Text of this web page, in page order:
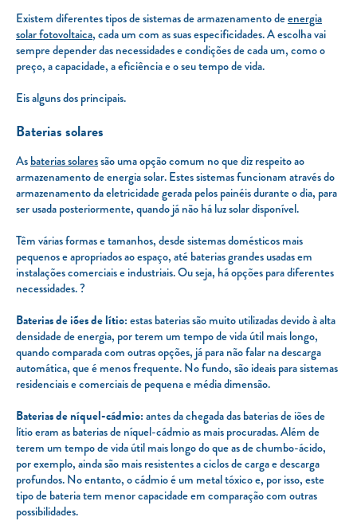
Existem diferentes tipos de sistemas de armazenamento deenergia
solar fotovoltaica, cada um com as suas especificidades. A escolha vai
sempre depender das necessidades e condições de cada um, como o
preço, a capacidade, a eficiência e o seu tempo de vida.
Eis alguns dos principais.
Baterias solares
Asbaterias solaressão uma opção comum no que diz respeito ao
armazenamento de energia solar. Estes sistemas funcionam através do
armazenamento da eletricidade gerada pelos painéis durante o dia, para
ser usada posteriormente, quando já não há luz solar disponível.
Têm várias formas e tamanhos, desde sistemas domésticos mais
pequenos e apropriados ao espaço, até baterias grandes usadas em
instalações comerciais e industriais. Ou seja, há opções para diferentes
necessidades. ?
Baterias de iões de lítio:estas baterias são muito utilizadas devido à alta
densidade de energia, por terem um tempo de vida útil mais longo,
quando comparada com outras opções, já para não falar na descarga
automática, que é menos frequente. No fundo, são ideais para sistemas
residenciais e comerciais de pequena e média dimensão.
Baterias de níquel-cádmio:antes da chegada das baterias de iões de
lítio eram as baterias de níquel-cádmio as mais procuradas. Além de
terem um tempo de vida útil mais longo do que as de chumbo-ácido,
por exemplo, ainda são mais resistentes a ciclos de carga e descarga
profundos. No entanto, o cádmio é um metal tóxico e, por isso, este
tipo de bateria tem menor capacidade em comparação com outras
possibilidades.